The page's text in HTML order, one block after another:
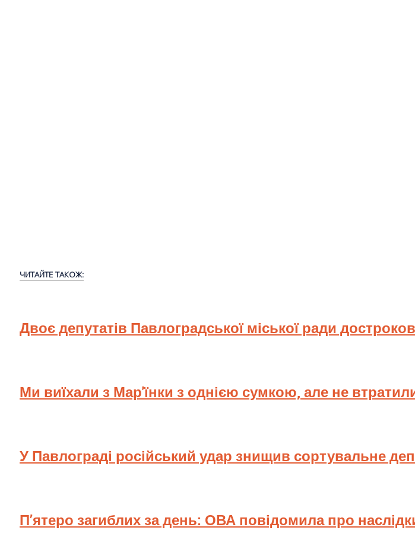
ЧИТАЙТЕ ТАКОЖ:
Двоє депутатів Павлоградської міської ради
Ми виїхали з Мар'їнки з однією сумкою, але не
У Павлограді російський удар знищив сортувальне
П’ятеро загиблих за день: ОВА повідомила про